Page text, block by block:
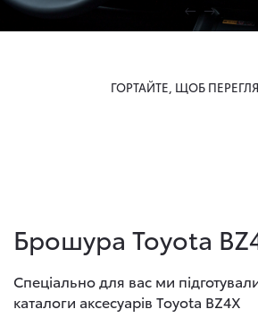
ГОРТАЙТЕ, ЩОБ
Брошура Toyota
Спеціально для вас ми
каталоги аксесуарів Toyota BZ4X